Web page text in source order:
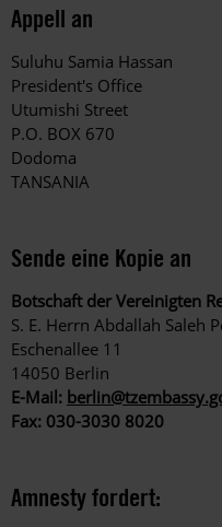
Appell an
Suluhu Samia Hassan
President's Office
Utumishi Street
P.O. BOX 670
Dodoma
TANSANIA
Sende eine Kopie an
Botschaft der Vereinigten
S. E. Herrn Abdallah Saleh
Eschenallee 11
14050 Berlin
E-Mail:
Fax: 030-3030 8020
Amnesty fordert: